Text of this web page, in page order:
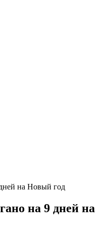
на 9 дней на